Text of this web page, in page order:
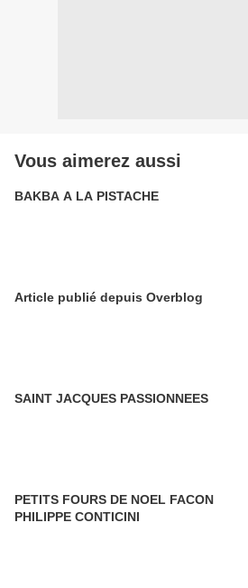
Vous aimerez aussi
BAKBA A LA PISTACHE
Article publié depuis Overblog
SAINT JACQUES PASSIONNEES
PETITS FOURS DE NOEL FACON
PHILIPPE CONTICINI